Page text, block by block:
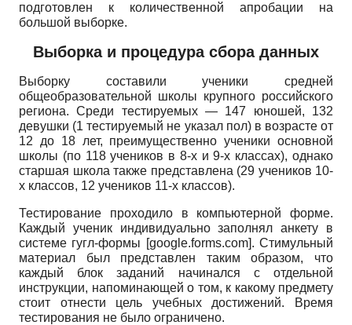
подготовлен к количественной апробации на
большой выборке.
Выборка и процедура сбора данных
Выборку составили ученики средней
общеобразовательной школы крупного российского
региона. Среди тестируемых — 147 юношей, 132
девушки (1 тестируемый не указал пол) в возрасте от
12 до 18 лет, преимущественно ученики основной
школы (по 118 учеников в 8-х и 9-х классах), однако
старшая школа также представлена (29 учеников 10-
х классов, 12 учеников 11-х классов).
Тестирование проходило в компьютерной форме.
Каждый ученик индивидуально заполнял анкету в
системе гугл-формы [google.forms.com].Стимульный
материал был представлен таким образом, что
каждый блок заданий начинался с отдельной
инструкции, напоминающей о том, к какому предмету
стоит отнести цель учебных достижений. Время
тестирования не было ограничено.